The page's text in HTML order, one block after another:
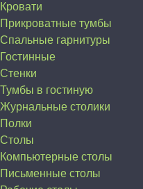
Кровати
Прикроватные тумбы
Спальные гарнитуры
Гостинные
Стенки
Тумбы в гостиную
Журнальные столики
Полки
Столы
Компьютерные столы
Письменные столы